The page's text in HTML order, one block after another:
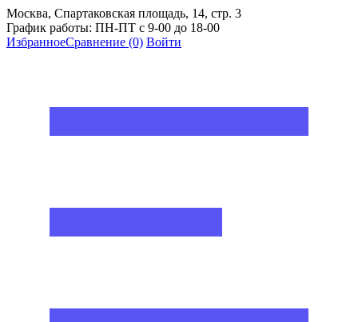
Москва, Спартаковская площадь, 14, стр. 3
График работы: ПН-ПТ с 9-00 до 18-00
ИзбранноеСравнение (0) Войти